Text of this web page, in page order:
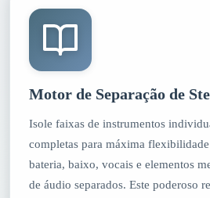
Motor de Separação de
Isole faixas de instrumentos
completas para máxima
bateria, baixo, vocais e elementos
de áudio separados. Este poderoso